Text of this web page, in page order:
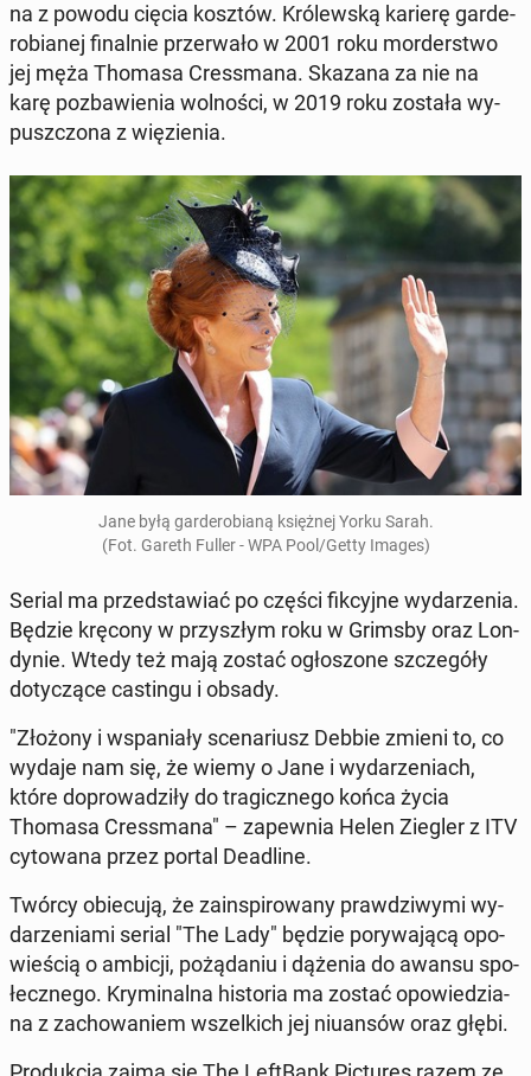
na z powodu cięcia kosztów. Kró­lew­ską karierę gar­de­
ro­bia­nej fi­nal­nie prze­rwa­ło w 2001 roku mor­der­stwo
jej męża Thomasa Cres­sma­na. Skazana za nie na
karę po­zba­wie­nia wol­no­ści, w 2019 roku została wy­
pusz­czo­na z wię­zie­nia.
Jane byłą gar­de­ro­bia­ną księż­nej Yorku Sarah.
(Fot. Gareth Fuller - WPA Pool/Getty Images)
Serial ma przed­sta­wiać po części fik­cyj­ne wy­da­rze­nia.
Będzie kręcony w przy­szłym roku w Grimsby oraz Lon­
dy­nie. Wtedy też mają zostać ogło­szo­ne szcze­gó­ły
do­ty­czą­ce ca­stin­gu i obsady.
"Złożony i wspa­nia­ły sce­na­riusz Debbie zmieni to, co
wydaje nam się, że wiemy o Jane i wy­da­rze­niach,
które do­pro­wa­dzi­ły do tra­gicz­ne­go końca życia
Thomasa Cres­sma­na" – za­pew­nia Helen Ziegler z ITV
cy­to­wa­na przez portal De­adli­ne.
Twórcy obie­cu­ją, że za­in­spi­ro­wa­ny praw­dzi­wy­mi wy­
da­rze­nia­mi serial "The Lady" będzie po­ry­wa­ją­cą opo­
wie­ścią o ambicji, po­żą­da­niu i dążenia do awansu spo­
łecz­ne­go. Kry­mi­nal­na hi­sto­ria ma zostać opo­wie­dzia­
na z za­cho­wa­niem wszel­kich jej niu­an­sów oraz głębi.